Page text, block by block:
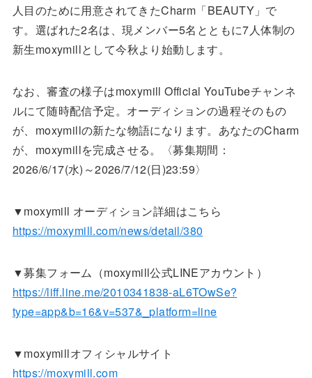
人目のために用意されてきたCharm「BEAUTY」で
す。選ばれた2名は、現メンバー5名とともに7人体制の
新生moxymillとして今秋より始動します。
なお、審査の様子はmoxymill Official YouTubeチャンネ
ルにて随時配信予定。オーディションの過程そのもの
が、moxymillの新たな物語になります。あなたのCharm
が、moxymillを完成させる。〈募集期間：
2026/6/17(水)～2026/7/12(日)23:59〉
▼moxymill オーディション詳細はこちら
https://moxymill.com/news/detail/380
▼募集フォーム（moxymill公式LINEアカウント）
https://liff.line.me/2010341838-aL6TOwSe?
type=app&b=16&v=537&_platform=line
▼moxymillオフィシャルサイト
https://moxymill.com